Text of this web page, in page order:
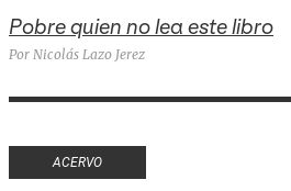
Pobre quien no lea este libro
Por Nicolás Lazo Jerez
ACERVO